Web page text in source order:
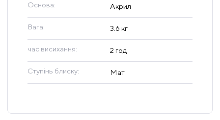
Основа: Акрил
Вага: 3.6 кг
час висихання: 2 год
Ступінь блиску: Мат